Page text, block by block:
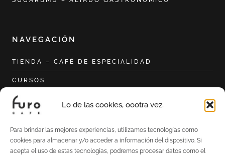
Lo de las cookies, oootra vez.
Para brindar las mejores experiencias, utilizamos tecnologías como
cookies para almacenar y/o acceder a información del dispositivo. Si
acepta el uso de estas tecnologías, podremos procesar datos como el
NAVEGACIÓN
TIENDA – CAFÉ DE ESPECIALIDAD
CURSOS
EL TOSTADERO